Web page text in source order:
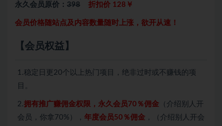
永久会员原价： 398 折扣价 128￥
会员价格随站点及内容数量随时上涨，欲开从速！
【会员权益】
1.稳定日更20个以上热门项目，绝非过时或不赚钱的项
目。
2.拥有推广赚佣金权限，永久会员70％佣金 （介绍别人开
会员，你拿70% ）， 年度会员50％佣金 ，（介绍别人开会